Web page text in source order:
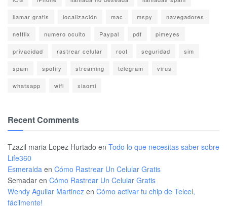
llamar gratis localización mac mspy navegadores
netflix numero oculto Paypal pdf pimeyes
privacidad rastrear celular root seguridad sim
spam spotify streaming telegram virus
whatsapp wifi xiaomi
Recent Comments
Tzazil maria Lopez Hurtado en Todo lo que necesitas saber sobre
Life360
Esmeralda en Cómo Rastrear Un Celular Gratis
Semadar en Cómo Rastrear Un Celular Gratis
Wendy Aguilar Martinez en Cómo activar tu chip de Telcel,
fácilmente!